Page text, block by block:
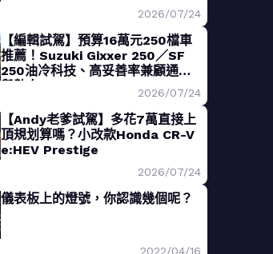
2026/07/24
【編輯試駕】預算16萬元250檔車
推薦！Suzuki Gixxer 250／SF
250油冷科技、高妥善率兼顧通勤
與熱血
2026/07/24
【Andy老爹試駕】多花7萬直接上
頂規划算嗎？小改款Honda CR-V
e:HEV Prestige
2026/07/24
儀表板上的燈號，你認識幾個呢？
2022/04/16